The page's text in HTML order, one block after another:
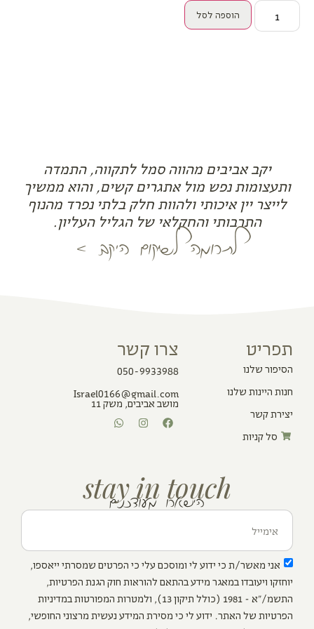
הוספה לסל
יקב אביבים מהווה סמל לתקווה, התמדה
ותעצומות נפש מול אתגרים קשים, והוא ממשיך
לייצר יין איכותי ולהוות חלק בלתי נפרד מהנוף
התרבותי והחקלאי של הגליל העליון.
לתרומה לשיקום היקב <
תפריט
הסיפור שלנו
חנות היינות שלנו
יצירת קשר
סל קניות
צרו קשר
050-9933988
Israel0166@gmail.com
מושב אביבים, משק 11
stay in touch
הישארו מעודכנים
אני מאשר/ת כי ידוע לי ומוסכם עלי כי הפרטים שמסרתי ייאספו,
יוחזקו ויעובדו במאגר מידע בהתאם להוראות חוק הגנת הפרטיות,
התשמ/"א - 1981 (כולל תיקון 13), ולמטרות המפורטות במדיניות
הפרטיות של האתר. ידוע לי כי מסירת המידע נעשית מרצוני החופשי,